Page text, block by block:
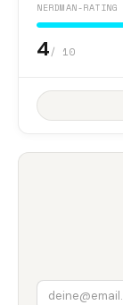
NERDMAN-RATING
4/ 10